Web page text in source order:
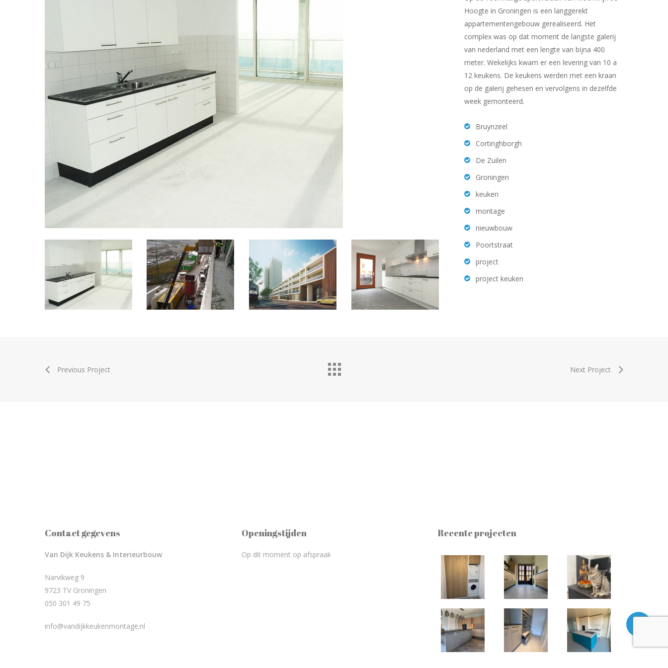
Hoogte in Groningen is een langgerekt
appartementengebouw gerealiseerd. Het
complex was op dat moment de langste galerij
van nederland met een lengte van bijna 400
meter. Wekelijks kwam er een levering van 10 a
12 keukens. De keukens werden met een kraan
op de galerij gehesen en vervolgens in dezelfde
week gemonteerd.
Bruynzeel
Cortinghborgh
De Zuilen
Groningen
keuken
montage
nieuwbouw
Poortstraat
project
project keuken
Previous Project Next Project
Contact gegevens
Van Dijk Keukens & Interieurbouw
Narvikweg 9
9723 TV Groningen
050 301 49 75
info@vandijkkeukenmontage.nl
Openingstijden
Op dit moment op afspraak
Recente projecten